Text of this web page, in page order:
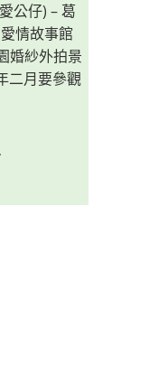
公仔) – 葛
情故事館
婚紗外拍景
二月要參觀